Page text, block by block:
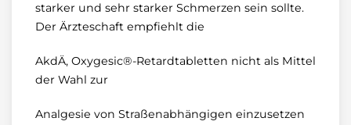
starker und sehr starker Schmerzen sein sollte.
Der Ärzteschaft empfiehlt die
AkdÄ, Oxygesic®-Retardtabletten nicht als Mittel
der Wahl zur
Analgesie von Straßenabhängigen einzusetzen